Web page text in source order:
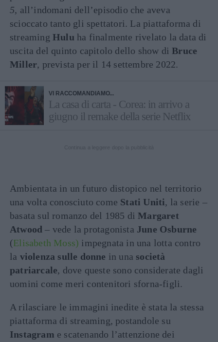
5, all’indomani dell’episodio che aveva
scioccato tanto gli spettatori. La piattaforma di
streaming Hulu ha finalmente rivelato la data di
uscita del quinto capitolo dello show diBruce
Miller, prevista per il 14 settembre 2022.
VI RACCOMANDIAMO...
La casa di carta - Corea: in arrivo a
giugno il remake della serie Netflix
Ambientata in un futuro distopico nel territorio
una volta conosciuto come Stati Uniti, la serie –
basata sul romanzo del 1985 diMargaret
Atwood – vede la protagonista June Osburne
(Elisabeth Moss) impegnata in una lotta contro
la violenza sulle donne in una società
patriarcale, dove queste sono considerate dagli
uomini come meri contenitori sforna-figli.
A rilasciare le immagini inedite è stata la stessa
piattaforma di streaming, postandole su
Instagram e scatenando l’attenzione dei